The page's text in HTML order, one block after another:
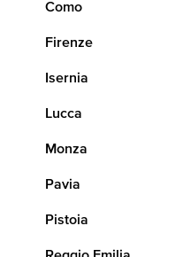
Como
Firenze
Isernia
Lucca
Monza
Pavia
Pistoia